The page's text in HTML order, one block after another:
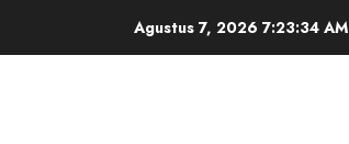
Agustus 7, 2026 7:23:35 AM